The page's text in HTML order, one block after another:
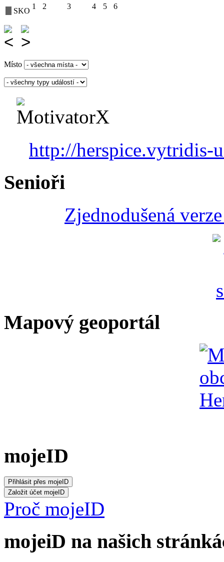
SKO
1 2 3 4 5 6
Místo
http://herspice.vytridis-
Senioři
Zjednodušená
Mapový geoportál
mojeID
Proč mojeID
mojeiD na našich